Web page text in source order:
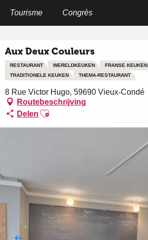
Tourisme Congrès
Aux Deux Couleurs
RESTAURANT WERELDKEUKEN FRANSE KEUKEN
TRADITIONELE KEUKEN
THEMA-RESTAURANT
8 Rue Victor Hugo, 59690 Vieux-Condé
Routebeschrijving
Delen Ajouter aux favoris